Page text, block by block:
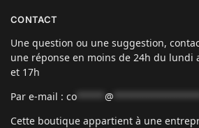
CONTACT
Une question ou une suggestion,
une réponse en moins de 24h du lundi
et 17h
Par e-mail : co @
Cette boutique appartient à une